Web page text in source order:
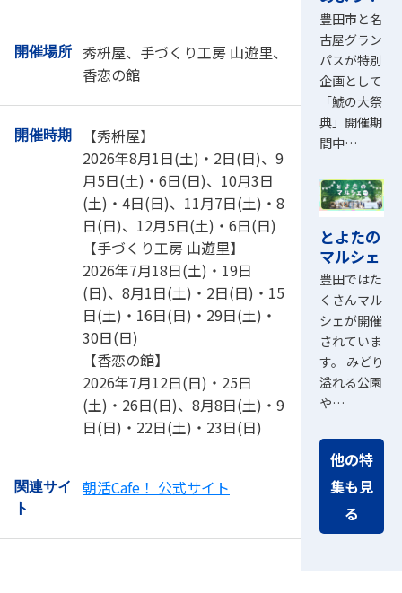
開催場所
秀枡屋、手づくり工房 山遊里、
香恋の館
開催時期
【秀枡屋】
2026年8月1日(土)・2日(日)、9
月5日(土)・6日(日)、10月3日
(土)・4日(日)、11月7日(土)・8
日(日)、12月5日(土)・6日(日)
【手づくり工房 山遊里】
2026年7月18日(土)・19日
(日)、8月1日(土)・2日(日)・15
日(土)・16日(日)・29日(土)・
30日(日)
【香恋の館】
2026年7月12日(日)・25日
(土)・26日(日)、8月8日(土)・9
日(日)・22日(土)・23日(日)
関連サイ
ト
朝活Cafe！ 公式サイト
豊田市と名
古屋グラン
パスが特別
企画として
「鯱の大祭
典」開催期
間中…
とよたの
マルシェ
豊田ではた
くさんマル
シェが開催
されていま
す。 みどり
溢れる公園
や…
他の特
集も見
る